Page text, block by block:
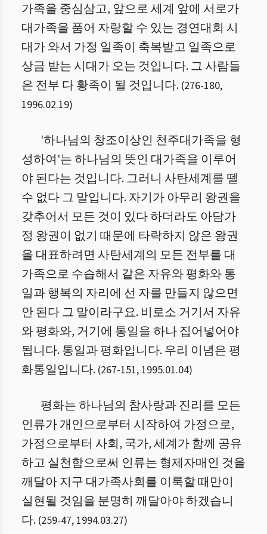
가족을 중심삼고, 앞으로 세계 앞에 서로가
대가족을 품어 자랑할 수 있는 경연대회 시
대가 와서 가정 일족이 축복받고 일족으로
상금 받는 시대가 오는 것입니다. 그 사람들
은 전부 다 황족이 될 것입니다. (276-180,
1996.02.19)
'하나님의 창조이상인 천주대가족을 형
성하여'는 하나님의 뜻인 대가족을 이루어
야 된다는 것입니다. 그러니 사탄세계를 뗄
수 없다 그 말입니다. 자기가 아무리 왕권을
갖추어서 모든 것이 있다 하더라도 아담가
정 왕권이 없기 때문에 타락하지 않은 왕권
을 대표하려면 사탄세계의 모든 전부를 대
가족으로 수습해서 같은 자유와 평화와 통
일과 행복의 자리에 선 자를 만들지 않으면
안 된다 그 말이라구요. 비로소 거기서 자유
와 평화와, 거기에 통일을 하나 집어넣어야
됩니다. 통일과 평화입니다. 우리 이념은 평
화통일입니다. (267-151, 1995.01.04)
평화는 하나님의 참사랑과 진리를 모든
인류가 개인으로부터 시작하여 가정으로,
가정으로부터 사회, 국가, 세계가 함께 공유
하고 실천함으로써 인류는 형제자매인 것을
깨달아 지구 대가족사회를 이룩할 때만이
실현될 것임을 분명히 깨달아야 하겠습니
다. (259-47, 1994.03.27)